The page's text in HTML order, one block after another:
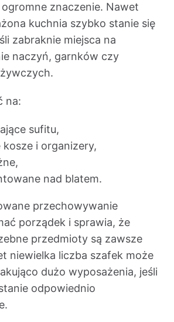
znaczenie. Nawet
kuchnia szybko stanie się
zabraknie miejsca na
naczyń, garnków czy
na:
sufitu,
i organizery,
nad blatem.
przechowywanie
porządek i sprawia, że
przedmioty są zawsze
niewielka liczba szafek może
dużo wyposażenia, jeśli
odpowiednio